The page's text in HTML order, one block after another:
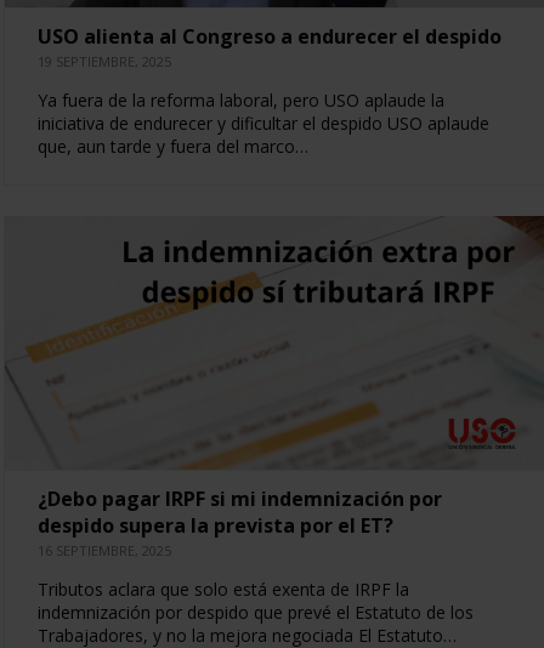
USO alienta al Congreso a endurecer el despido
19 SEPTIEMBRE, 2025
Ya fuera de la reforma laboral, pero USO aplaude la
iniciativa de endurecer y dificultar el despido USO aplaude
que, aun tarde y fuera del marco…
¿Debo pagar IRPF si mi indemnización por
despido supera la prevista por el ET?
16 SEPTIEMBRE, 2025
Tributos aclara que solo está exenta de IRPF la
indemnización por despido que prevé el Estatuto de los
Trabajadores, y no la mejora negociada El Estatuto…